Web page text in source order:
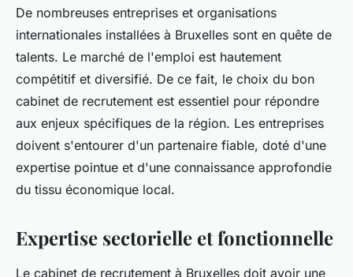
Critères de choix d'un cabinet
de recrutement à Bruxelles
Arthur•4 avril 2024•3 min de lecture
De nombreuses entreprises et organisations
internationales installées à Bruxelles sont en quête de
talents. Le marché de l'emploi est hautement
compétitif et diversifié. De ce fait, le choix du bon
cabinet de recrutement est essentiel pour répondre
aux enjeux spécifiques de la région. Les entreprises
doivent s'entourer d'un partenaire fiable, doté d'une
expertise pointue et d'une connaissance approfondie
du tissu économique local.
Expertise sectorielle et fonctionnelle
Le cabinet de recrutement à Bruxelles doit avoir une